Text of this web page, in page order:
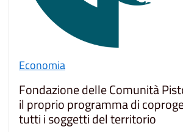
Economia
Fondazione delle Comunità
il proprio programma di
tutti i soggetti del territorio